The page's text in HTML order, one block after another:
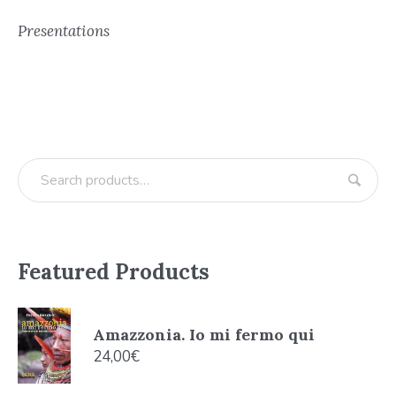
Presentations
Featured Products
Amazzonia. Io mi fermo qui
24,00€